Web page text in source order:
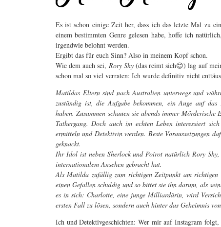
Es ist schon einige Zeit her, dass ich das letzte Mal zu
einem bestimmten Genre gelesen habe, hoffe ich
irgendwie belohnt werden.
Ergibt das für euch Sinn? Also in meinem Kopf schon.
Wie dem auch sei, Rory Shy(das reimt sich😊) lag auf
schon mal so viel verraten: Ich wurde definitiv nicht
Matildas Eltern sind nach Australien unterwegs und
zuständig ist, die Aufgabe bekommen, ein Auge auf
haben. Zusammen schauen sie abends immer
Tathergang. Doch auch im echten Leben interessiert
ermitteln und Detektivin werden. Beste Voraussetzungen
geknackt.
Ihr Idol ist neben Sherlock und Poirot natürlich Rory Shy,
internationalem Ansehen gebracht hat.
Als Matilda zufällig zum richtigen Zeitpunkt am
einen Gefallen schuldig und so bittet sie ihn darum, als
es in sich: Charlotte, eine junge Milliardärin, wird
ersten Fall zu lösen, sondern auch hinter das Geheimnis
Ich und Detektivgeschichten: Wer mir auf Instagram